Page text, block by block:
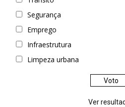
Segurança
Emprego
Infraestrutura
Limpeza urbana
Ver